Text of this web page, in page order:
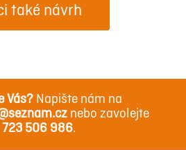
také návrh
Vás? Napište nám na
nebo zavolejte
723 506 986.